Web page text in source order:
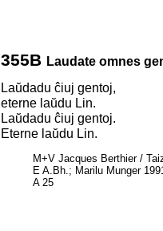
355B Laudate omnes
Laŭdadu ĉiuj gentoj,
eterne laŭdu Lin.
Laŭdadu ĉiuj gentoj.
Eterne laŭdu Lin.
M+V Jacques Berthier /
E A.Bh.; Marilu Munger
A 25